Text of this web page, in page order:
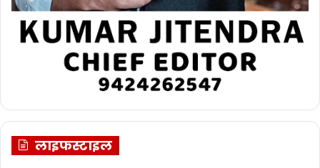
लाइफस्टाइल